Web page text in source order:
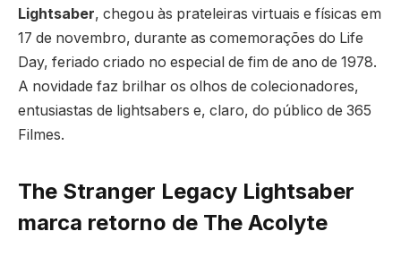
Lightsaber, chegou às prateleiras virtuais e físicas em
17 de novembro, durante as comemorações do Life
Day, feriado criado no especial de fim de ano de 1978.
A novidade faz brilhar os olhos de colecionadores,
entusiastas de lightsabers e, claro, do público de 365
Filmes.
The Stranger Legacy Lightsaber
marca retorno de The Acolyte